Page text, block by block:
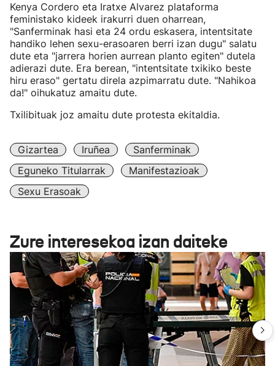
Kenya Cordero eta Iratxe Alvarez plataforma
feministako kideek irakurri duen oharrean,
"Sanferminak hasi eta 24 ordu eskasera, intentsitate
handiko lehen sexu-erasoaren berri izan dugu" salatu
dute eta "jarrera horien aurrean planto egiten" dutela
adierazi dute. Era berean, "intentsitate txikiko beste
hiru eraso" gertatu direla azpimarratu dute. "Nahikoa
da!" oihukatuz amaitu dute.
Txilibituak joz amaitu dute protesta ekitaldia.
Gizartea Iruñea
Sanferminak
Eguneko Titularrak
Manifestazioak
Sexu Erasoak
Zure interesekoa izan daiteke